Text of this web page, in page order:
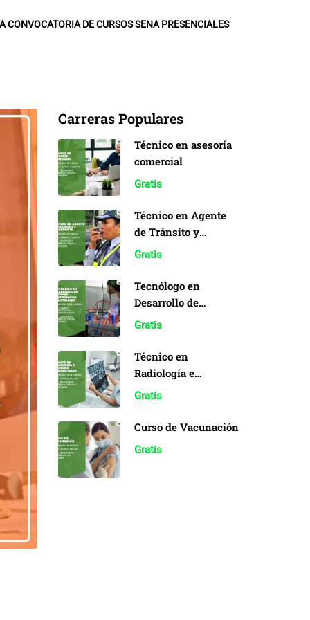
CONVOCATORIA DE CURSOS SENA PRESENCIALES
Carreras Populares
Técnico en asesoría
comercial
Gratis
Técnico en Agente
de Tránsito y
Transporte
Gratis
Tecnólogo en
Desarrollo de
Sistemas
Industriales
Gratis
Técnico en
Radiología e
Imágenes
Gratis
Curso de Vacunación
Gratis